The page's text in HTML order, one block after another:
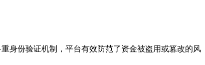
身份验证机制，平台有效防范了资金被盗用或篡改的风